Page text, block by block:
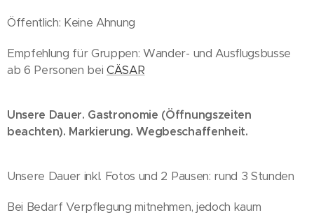
Öffentlich: Keine Ahnung
Empfehlung für Gruppen: Wander- und Ausflugsbusse
ab 6 Personen beiCÄSAR
Unsere Dauer. Gastronomie (Öffnungszeiten
beachten). Markierung. Wegbeschaffenheit.
Unsere Dauer inkl. Fotos und 2 Pausen: rund 3 Stunden
Bei Bedarf Verpflegung mitnehmen, jedoch kaum